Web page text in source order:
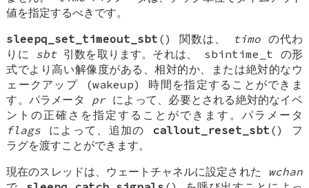
値を指定するべきです。
sleepq_set_timeout_sbt () 関数は、 timo の代わ
りに sbt引数を取ります。それは、 sbintime_t
の形
式でより高い解像度がある、相対的か、または絶対的なウ
ェークアップ (wakeup) 時間を指定することができま
す。パラメータ prによって、必要とされる絶対的なイベ
ントの正確さを指定することができます。パラメータ
flags によって、追加の callout_reset_sbt () フ
ラグを渡すことができます。
現在のスレッドは、ウェートチャネルに設定された wchan